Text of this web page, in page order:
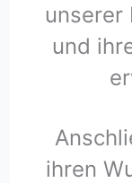
unserer
und
ihren